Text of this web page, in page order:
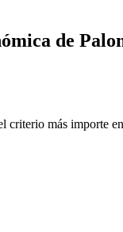
de
criterio más importe